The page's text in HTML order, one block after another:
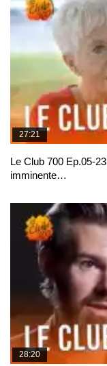
27:21
Le Club 700 Ep.05-
imminente…
28:20